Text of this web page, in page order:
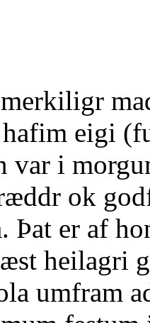
eigi
var i
ok
Þat er af
heilagri
umfram